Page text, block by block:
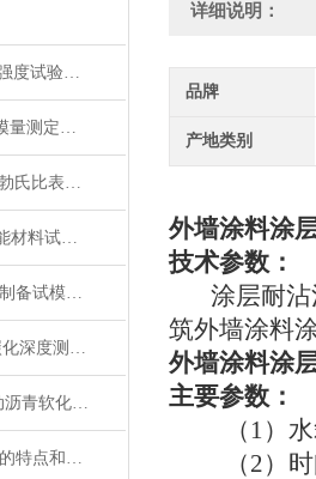
LD－127型路面材料强度试验仪产品展示
DT-18混凝土动弹性模量测定仪动弹仪产品简介
FBT-9型比表仪 水泥勃氏比表面积测定仪产品展示
ES-600B微机屏显万能材料试验机 展示
砌墙砖抗压强度试样制备试模产品展示
TH-1型数显混凝土碳化深度测量仪（测定仪）产品展示
SYD-2806G 型全自动沥青软化点仪展示
移动式集装箱标养室的特点和注意事项说明
详细说明：
品牌
产地类别
外墙涂料涂
技术参数：
涂层耐沾
筑外墙涂料
外墙涂料涂
主要参数：
（ 1）
（2）